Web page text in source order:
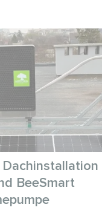
BeeSmart